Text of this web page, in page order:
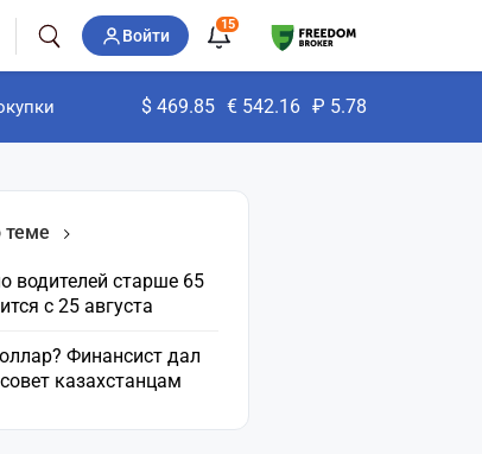
Войти
15
$ 469.85 € 542.16 ₽ 5.78
теме
водителей старше 65
с 25 августа
Финансист дал
казахстанцам